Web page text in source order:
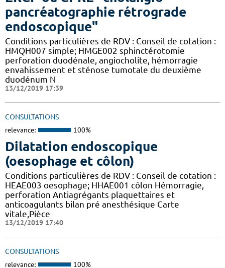
pancréatographie rétrograde
endoscopique"
Conditions particulières de RDV : Conseil de cotation :
HMQH007 simple; HMGE002 sphinctérotomie
perforation duodénale, angiocholite, hémorragie
envahissement et sténose tumotale du deuxième
duodénum N
13/12/2019 17:39
CONSULTATIONS
relevance: 100%
Dilatation endoscopique
(oesophage et côlon)
Conditions particulières de RDV : Conseil de cotation :
HEAE003 oesophage; HHAE001 côlon Hémorragie,
perforation Antiagrégants plaquettaires et
anticoagulants bilan pré anesthésique Carte
vitale,Pièce
13/12/2019 17:40
CONSULTATIONS
relevance: 100%